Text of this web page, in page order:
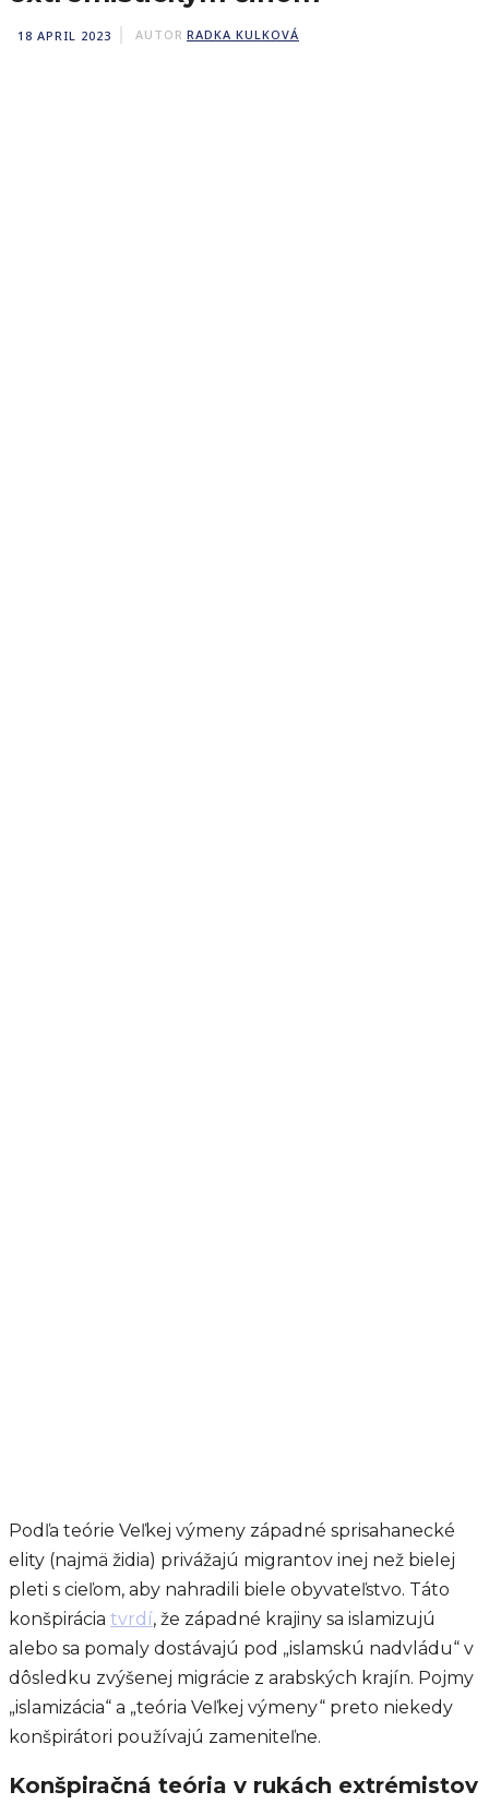
18 APRIL 2023 AUTOR RADKA KULKOVÁ
Podľa teórie Veľkej výmeny západné sprisahanecké
elity (najmä židia) privážajú migrantov inej než bielej
pleti s cieľom, aby nahradili biele obyvateľstvo. Táto
konšpirácia tvrdí, že západné krajiny sa islamizujú
alebo sa pomaly dostávajú pod „islamskú nadvládu“ v
dôsledku zvýšenej migrácie z arabských krajín. Pojmy
„islamizácia“ a „teória Veľkej výmeny“ preto niekedy
konšpirátori používajú zameniteľne.
Konšpiračná teória v rukách extrémistov